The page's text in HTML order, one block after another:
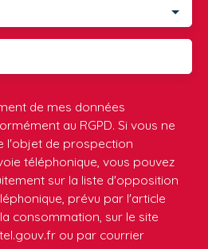
de mes données
au RGPD. Si vous ne
l'objet de prospection
téléphonique, vous pouvez
sur la liste d'opposition
prévu par l'article
consommation, sur le site
ou par courrier